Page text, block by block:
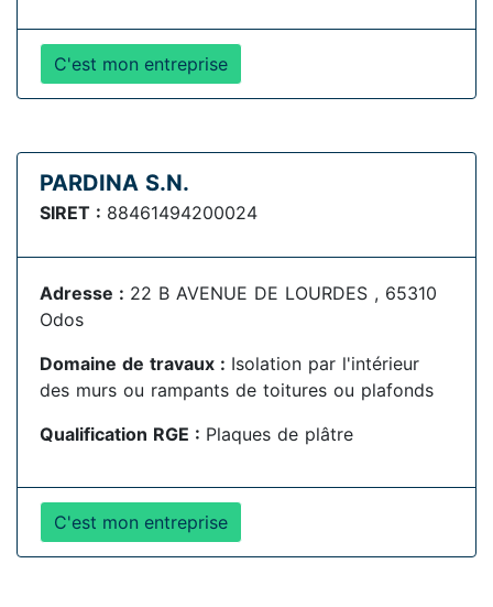
C'est mon entreprise
PARDINA S.N.
SIRET : 88461494200024
Adresse : 22 B AVENUE DE LOURDES , 65310
Odos
Domaine de travaux : Isolation par l'intérieur
des murs ou rampants de toitures ou plafonds
Qualification RGE : Plaques de plâtre
C'est mon entreprise